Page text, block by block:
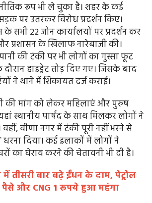
रूप भी ले चुका है। शहर के कई
पर उतरकर विरोध प्रदर्शन किए।
सभी 22 जोन कार्यालयों पर प्रदर्शन कर
प्रशासन के खिलाफ नारेबाजी की।
की टंकी पर भी लोगों का गुस्सा फूट
दौरान हाइड्रेंट तोड़ दिए गए। जिसके बाद
ने थाने में शिकायत दर्ज कराई।
की मांग को लेकर महिलाएं और पुरुष
स्थानीय पार्षद के साथ मिलकर लोगों ने
वहीं, वीणा नगर में टंकी पूरी नहीं भरने से
धरना दिया। कई इलाकों में लोगों ने
का घेराव करने की चेतावनी भी दी है।
में तीसरी बार बढ़े ईंधन के दाम, पेट्रोल
पैसे और CNG 1 रूपये हुआ महंगा